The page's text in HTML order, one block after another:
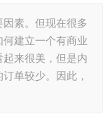
素。但现在很多
建立一个有商业
来很美，但是内
单较少。因此，